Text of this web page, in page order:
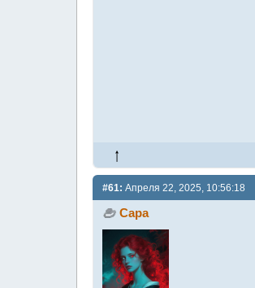
#61: Апреля 22, 2025, 10:56:18
Сара